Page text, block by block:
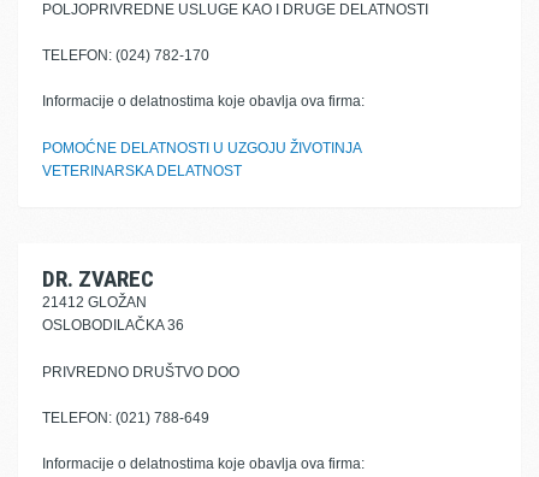
POLJOPRIVREDNE USLUGE KAO I DRUGE DELATNOSTI
TELEFON: (024) 782-170
Informacije o delatnostima koje obavlja ova firma:
POMOĆNE DELATNOSTI U UZGOJU ŽIVOTINJA
VETERINARSKA DELATNOST
DR. ZVAREC
21412 GLOŽAN
OSLOBODILAČKA 36
PRIVREDNO DRUŠTVO DOO
TELEFON: (021) 788-649
Informacije o delatnostima koje obavlja ova firma: